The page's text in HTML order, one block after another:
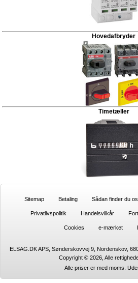
Hovedafbryder
Timetæller
Sitemap Betaling Sådan finder du os
Privatlivspolitik Handelsvilkår
Cookies e-mærket
ELSAG.DK APS, Sønderskovvej 9, Nordenskov,
Copyright © 2026, Alle
Alle priser er med moms.